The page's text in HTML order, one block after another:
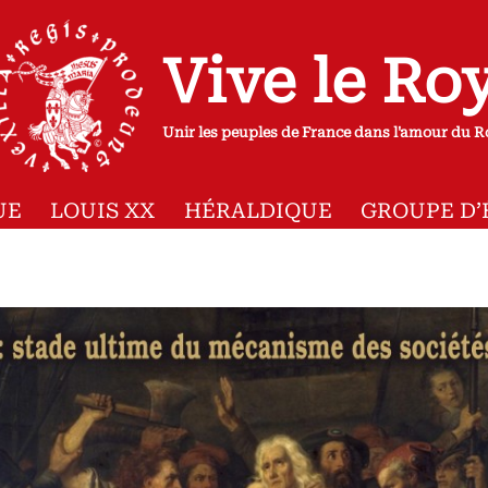
Vive le
Unir les peuples de France dans l'amour du
LOUIS XX HÉRALDIQUE GROUPE